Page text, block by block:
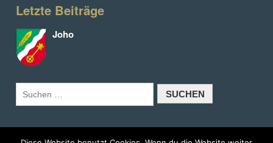
Letzte Beiträge
Joho